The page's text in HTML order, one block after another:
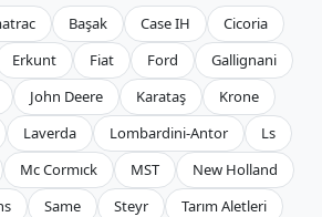
Başak Case IH
Cicoria
Erkunt Fiat Ford
Gallignani
John Deere Karataş
Krone
Laverda Lombardini-Antor
Ls
Mc Cormıck MST
New Holland
Same Steyr
Tarım Aletleri